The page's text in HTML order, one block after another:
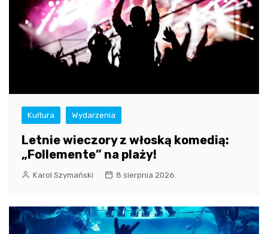
Kultura Wydarzenia
Letnie wieczory z włoską komedią:
„Follemente” na plaży!
Karol Szymański 8 sierpnia 2026